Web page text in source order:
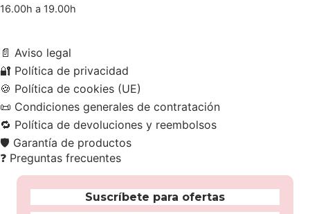
16.00h a 19.00h
📄 Aviso legal
🔐 Política de privacidad
🍪 Política de cookies (UE)
📜 Condiciones generales de contratación
🔁 Política de devoluciones y reembolsos
🛡️ Garantía de productos
❓ Preguntas frecuentes
Suscríbete para ofertas